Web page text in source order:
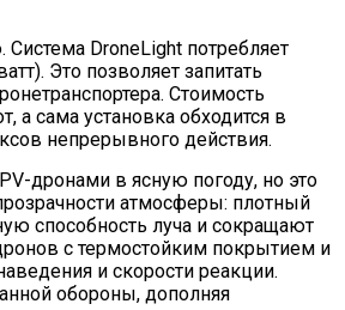
DroneLight потребляет
Это позволяет запитать
Стоимость
а сама установка обходится в
непрерывного действия.
дронами в ясную погоду, но это
атмосферы: плотный
способность луча и сокращают
с термостойким покрытием и
и скорости реакции.
обороны, дополняя